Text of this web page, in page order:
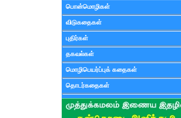
பொன்மொழிகள்
விடுகதைகள்
புதிர்கள்
தகவல்கள்
மொழிபெயர்ப்புக் கதைகள்
தொடர்கதைகள்